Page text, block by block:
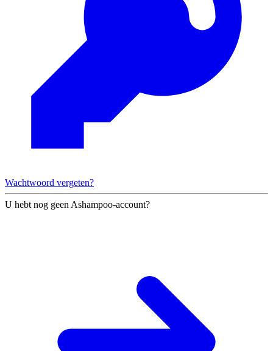
Wachtwoord vergeten?
U hebt nog geen Ashampoo-account?